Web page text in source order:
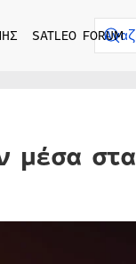
SATLEO FORUM
μέσα στα